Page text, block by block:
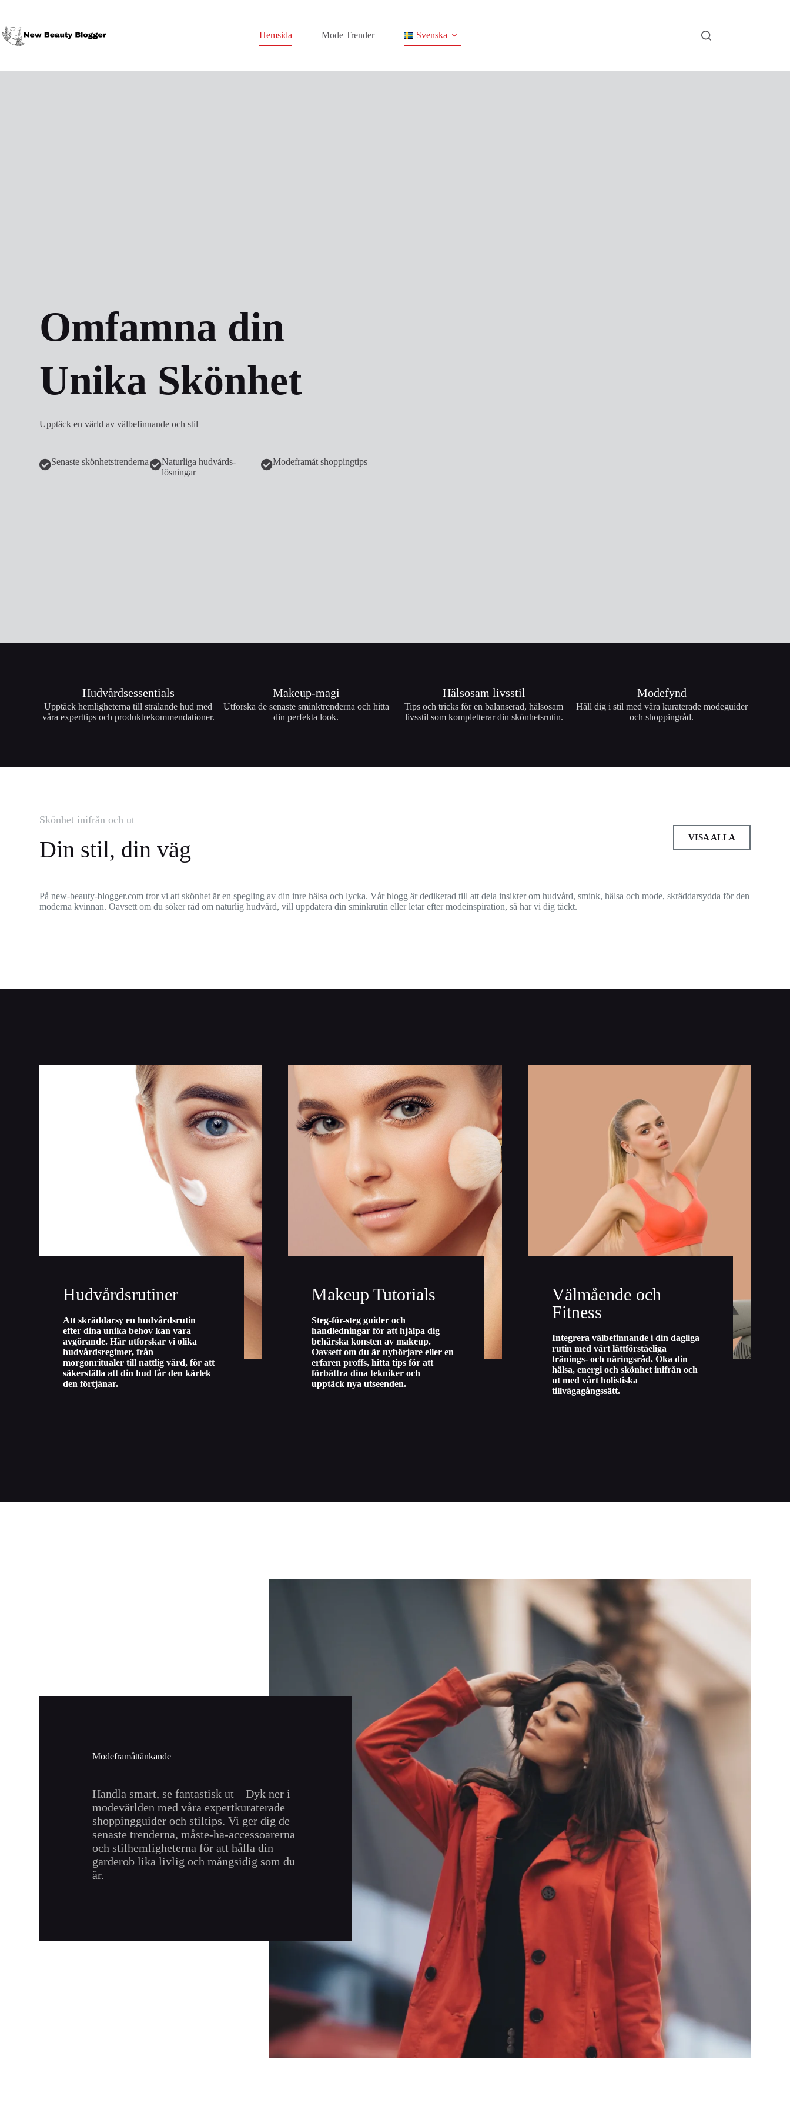
Hemsida Mode Trender Svenska
Omfamna din
Unika Skönhet
Upptäck en värld av välbefinnande och stil
Senaste skönhetstrenderna
Naturliga hudvårds­
lösningar
Modeframåt shoppingtips
Hudvårdsessentials
Upptäck hemligheterna till strålande hud med
våra experttips och produktrekommendationer.
Makeup-magi
Utforska de senaste sminktrenderna och hitta
din perfekta look.
Hälsosam livsstil
Tips och tricks för en balanserad, hälsosam
livsstil som kompletterar din skönhetsrutin.
Modefynd
Håll dig i stil med våra kuraterade modeguider
och shoppingråd.
Skönhet inifrån och ut
Din stil, din väg VISA ALLA
På new-beauty-blogger.com tror vi att skönhet är en spegling av din inre hälsa och lycka. Vår blogg är dedikerad till att dela insikter om hudvård, smink, hälsa och mode, skräddarsydda för den
moderna kvinnan. Oavsett om du söker råd om naturlig hudvård, vill uppdatera din sminkrutin eller letar efter modeinspiration, så har vi dig täckt.
Hudvårdsrutiner
Att skräddarsy en hudvårdsrutin
efter dina unika behov kan vara
avgörande. Här utforskar vi olika
hudvårdsregimer, från
morgonritualer till nattlig vård, för att
säkerställa att din hud får den kärlek
den förtjänar.
Makeup Tutorials
Steg-för-steg guider och
handledningar för att hjälpa dig
behärska konsten av makeup.
Oavsett om du är nybörjare eller en
erfaren proffs, hitta tips för att
förbättra dina tekniker och
upptäck nya utseenden.
Välmående och
Fitness
Integrera välbefinnande i din dagliga
rutin med vårt lättförståeliga
tränings- och näringsråd. Öka din
hälsa, energi och skönhet inifrån och
ut med vårt holistiska
tillvägagångssätt.
Modeframåttänkande
Handla smart, se fantastisk ut – Dyk ner i
modevärlden med våra expertkuraterade
shoppingguider och stiltips. Vi ger dig de
senaste trenderna, måste-ha-accessoarerna
och stilhemligheterna för att hålla din
garderob lika livlig och mångsidig som du
är.